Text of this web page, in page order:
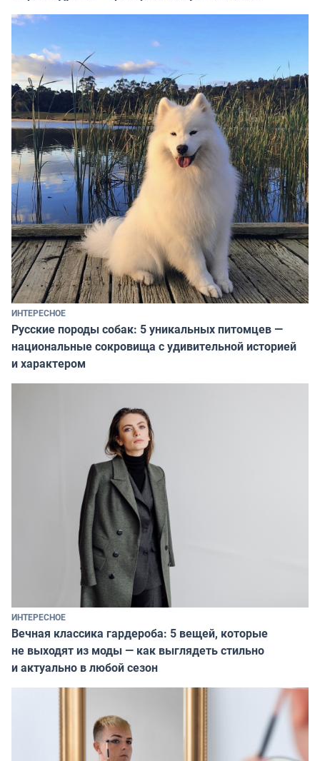
ИНТЕРЕСНОЕ
Русские породы собак: 5 уникальных питомцев —
национальные сокровища с удивительной историей
и характером
ИНТЕРЕСНОЕ
Вечная классика гардероба: 5 вещей, которые
не выходят из моды — как выглядеть стильно
и актуально в любой сезон